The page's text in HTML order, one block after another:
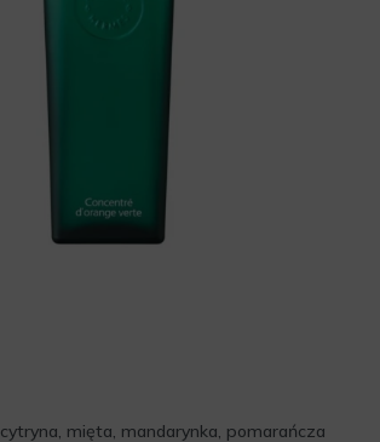
cytryna, mięta, mandarynka, pomarańcza